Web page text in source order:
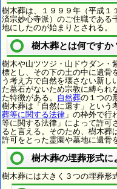
樹木葬は、１９９９年（平成１
済宗妙心寺派）のご住職である
地にしたのが始まりとされる。
樹木葬とは何ですか
樹木や山ツツジ・山ドウダン・
標とし、その下の土の中に遺骨
う考え方で自然を壊さない新し
た墓石がないため宗教に縛られ
た特徴がある。 自然葬の１つの
樹木葬は「自然に還す」という
葬等に関する法律 」の枠外で行
等に関する法律」によって許可
ると言える。そのため、樹木葬
許可をとった霊園や墓地に遺骨
樹木葬の埋葬形式に
樹木葬には大きく３つの埋葬形